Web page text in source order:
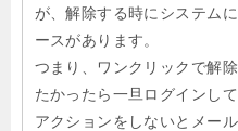
が、解除する時にシステム
ースがあります。
つまり、ワンクリックで解
たかったら一旦ログインし
アクションをしないとメー